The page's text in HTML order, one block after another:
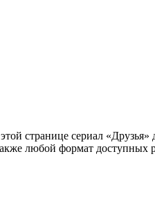
странице сериал
любой формат доступных